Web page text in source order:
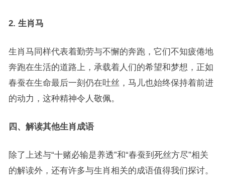
2. 生肖马
生肖马同样代表着勤劳与不懈的奔跑，它们不知疲倦地
奔跑在生活的道路上，承载着人们的希望和梦想，正如
春蚕在生命最后一刻仍在吐丝，马儿也始终保持着前进
的动力，这种精神令人敬佩。
四、解读其他生肖成语
除了上述与“十赌必输是养透”和“春蚕到死丝方尽”相关
的解读外，还有许多与生肖相关的成语值得我们探讨。